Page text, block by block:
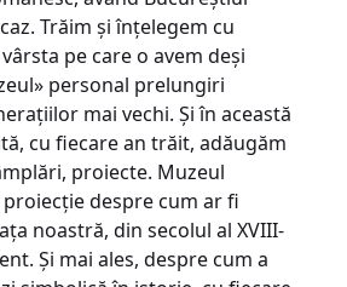
Trăim şi înţelegem cu
pe care o avem deși
personal prelungiri
mai vechi. Și în această
cu fiecare an trăit, adăugăm
proiecte. Muzeul
despre cum ar fi
noastră, din secolul al XVIII-
Și mai ales, despre cum a